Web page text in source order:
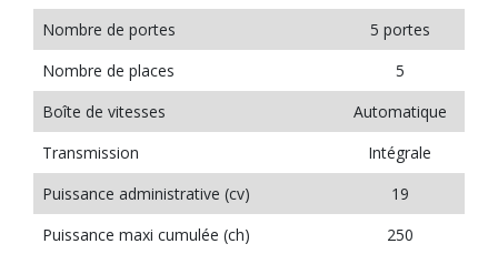
Nombre de portes
5 portes
Nombre de places
5
Boîte de vitesses
Automatique
Transmission
Intégrale
Puissance administrative (cv)
19
Puissance maxi cumulée (ch)
250